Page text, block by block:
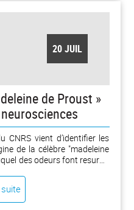
20 JUIL
de Proust »
CNRS vient d’identifier les
de la célèbre "madeleine
des odeurs font resurgir
jusqu'alors inexpliqué
PLOS Biology le 14 juillet
les expériences olfactives